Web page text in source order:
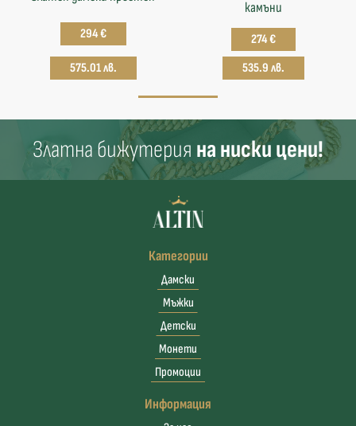
294 €
575.01 лв.
камъни
274 €
535.9 лв.
Златна бижутерия на ниски цени!
Категории
Дамски
Мъжки
Детски
Монети
Промоции
Информация